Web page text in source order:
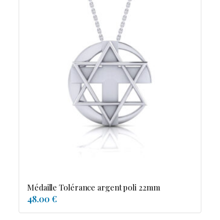
Médaille Tolérance argent poli 22mm
48.00 €